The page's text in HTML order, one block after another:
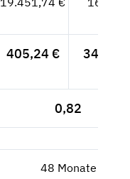
405,24 € 340,54
0,82
48 Monate